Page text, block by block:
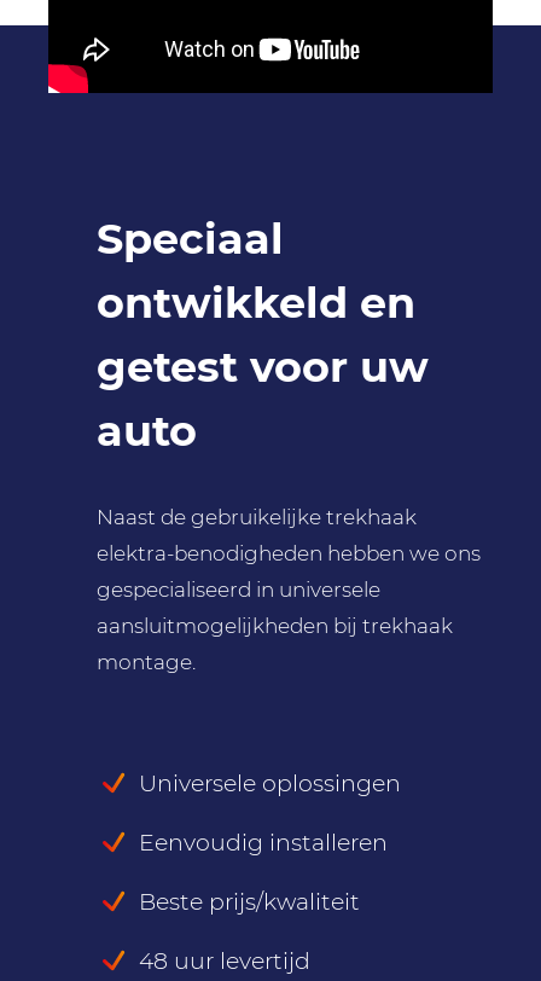
Speciaal
ontwikkeld en
getest voor uw
auto
Naast de gebruikelijke trekhaak
elektra-benodigheden hebben we ons
gespecialiseerd in universele
aansluitmogelijkheden bij trekhaak
montage.
Universele oplossingen
Eenvoudig installeren
Beste prijs/kwaliteit
48 uur levertijd